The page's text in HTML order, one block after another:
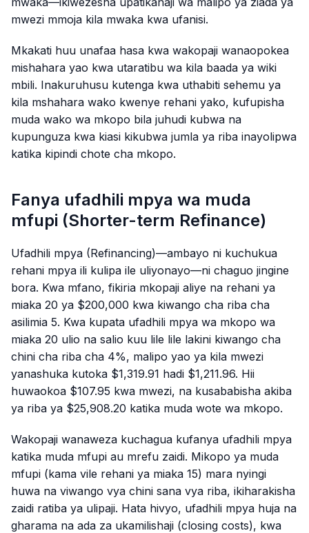
mwezi mmoja kila mwaka kwa ufanisi.
Mkakati huu unafaa hasa kwa wakopaji wanaopokea
mishahara yao kwa utaratibu wa kila baada ya wiki
mbili. Inakuruhusu kutenga kwa uthabiti sehemu ya
kila mshahara wako kwenye rehani yako, kufupisha
muda wako wa mkopo bila juhudi kubwa na
kupunguza kwa kiasi kikubwa jumla ya riba inayolipwa
katika kipindi chote cha mkopo.
Fanya ufadhili mpya wa muda
mfupi (Shorter-term Refinance)
Ufadhili mpya (Refinancing)—ambayo ni kuchukua
rehani mpya ili kulipa ile uliyonayo—ni chaguo jingine
bora. Kwa mfano, fikiria mkopaji aliye na rehani ya
miaka 20 ya $200,000 kwa kiwango cha riba cha
asilimia 5. Kwa kupata ufadhili mpya wa mkopo wa
miaka 20 ulio na salio kuu lile lile lakini kiwango cha
chini cha riba cha 4%, malipo yao ya kila mwezi
yanashuka kutoka $1,319.91 hadi $1,211.96. Hii
huwaokoa $107.95 kwa mwezi, na kusababisha akiba
ya riba ya $25,908.20 katika muda wote wa mkopo.
Wakopaji wanaweza kuchagua kufanya ufadhili mpya
katika muda mfupi au mrefu zaidi. Mikopo ya muda
mfupi (kama vile rehani ya miaka 15) mara nyingi
huwa na viwango vya chini sana vya riba, ikiharakisha
zaidi ratiba ya ulipaji. Hata hivyo, ufadhili mpya huja na
gharama na ada za ukamilishaji (closing costs), kwa